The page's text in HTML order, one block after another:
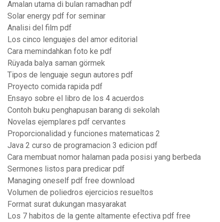
Amalan utama di bulan ramadhan pdf
Solar energy pdf for seminar
Analisi del film pdf
Los cinco lenguajes del amor editorial
Cara memindahkan foto ke pdf
Rüyada balya saman görmek
Tipos de lenguaje segun autores pdf
Proyecto comida rapida pdf
Ensayo sobre el libro de los 4 acuerdos
Contoh buku penghapusan barang di sekolah
Novelas ejemplares pdf cervantes
Proporcionalidad y funciones matematicas 2
Java 2 curso de programacion 3 edicion pdf
Cara membuat nomor halaman pada posisi yang berbeda
Sermones listos para predicar pdf
Managing oneself pdf free download
Volumen de poliedros ejercicios resueltos
Format surat dukungan masyarakat
Los 7 habitos de la gente altamente efectiva pdf free